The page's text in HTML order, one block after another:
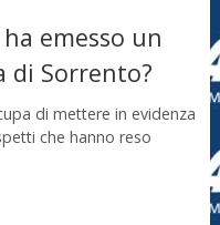
emesso un
di Sorrento?
di mettere in evidenza
che hanno reso